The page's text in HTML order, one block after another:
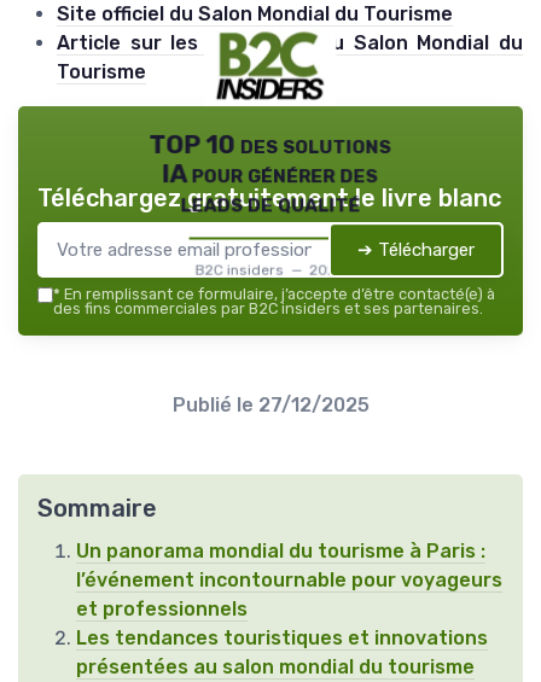
Site officiel du Salon Mondial du Tourisme
Article sur les tendances du Salon Mondial du
Tourisme
TOP 10 des solutions
IA pour générer des
leads de qualité
B2C insiders — 2026
Téléchargez gratuitement le livre blanc
➔ Télécharger
* En remplissant ce formulaire, j’accepte d’être contacté(e) à
des fins commerciales par B2C insiders et ses partenaires.
Publié le 27/12/2025
Sommaire
Un panorama mondial du tourisme à Paris :
l’événement incontournable pour voyageurs
et professionnels
Les tendances touristiques et innovations
présentées au salon mondial du tourisme